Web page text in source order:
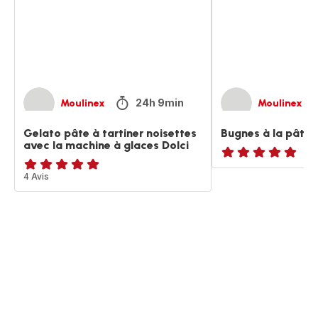
Moulinex 24h 9min
Gelato pâte à tartiner noisettes
avec la machine à glaces Dolci
Avis
5
4 Avis
Dolci
Moulinex
Bugnes à la pâte
Avis